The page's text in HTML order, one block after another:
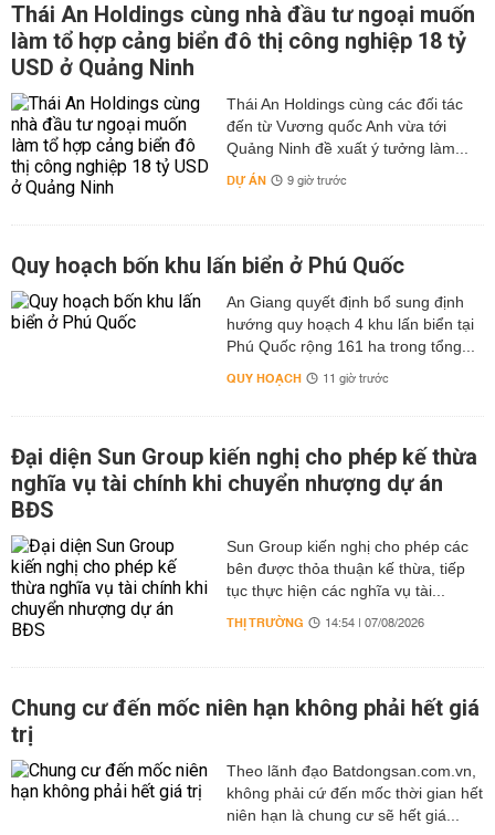
Thái An Holdings cùng nhà đầu tư ngoại muốn
làm tổ hợp cảng biển đô thị công nghiệp 18 tỷ
USD ở Quảng Ninh
Thái An Holdings cùng các đối tác
đến từ Vương quốc Anh vừa tới
Quảng Ninh đề xuất ý tưởng làm...
DỰ ÁN 9 giờ trước
Quy hoạch bốn khu lấn biển ở Phú Quốc
An Giang quyết định bổ sung định
hướng quy hoạch 4 khu lấn biển tại
Phú Quốc rộng 161 ha trong tổng...
QUY HOẠCH 11 giờ trước
Đại diện Sun Group kiến nghị cho phép kế thừa
nghĩa vụ tài chính khi chuyển nhượng dự án
BĐS
Sun Group kiến nghị cho phép các
bên được thỏa thuận kế thừa, tiếp
tục thực hiện các nghĩa vụ tài...
THỊ TRƯỜNG 14:54 | 07/08/2026
Chung cư đến mốc niên hạn không phải hết giá
trị
Theo lãnh đạo Batdongsan.com.vn,
không phải cứ đến mốc thời gian hết
niên hạn là chung cư sẽ hết giá...